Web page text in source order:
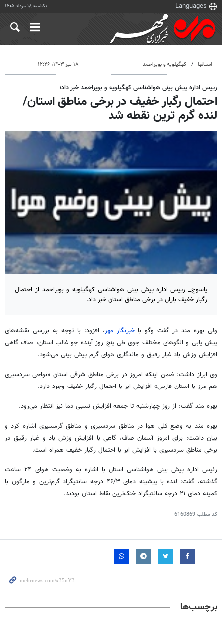
یکشنبه ۱۸ مرداد ۱۴۰۵
استانها کهگیلویه و بویراحمد ۱۸ تیر ۱۴۰۳، ۱۲:۲۶
رییس اداره پیش بینی هواشناسی کهگیلویه و بویراحمد خبر داد؛
احتمال رگبار خفیف در برخی مناطق استان/
لنده گرم ترین نقطه شد
یاسوج_ رییس اداره پیش بینی هواشناسی کهگیلویه و بویراحمد از احتمال
رگبار خفیف باران در برخی مناطق استان خبر داد.
ولی بهره مند در گفت وگوباخبرنگار مهر، افزود: با توجه به بررسی نقشه‌های
پیشیابی و الگوهای مختلف جوی طی پنج روز آینده جو غالب استان، صاف گاهی
افزایش وزش باد غبار رقیق و ماندگاری هوای گرم پیش بینی می‌شود.
وی ابراز داشت: ضمن اینکه امروز در برخی مناطق شرقی استان «نواحی سردسیری
هم مرز با استان فارس» افزایش ابر با احتمال رگبار خفیف وجود دارد.
بهره مند گفت: از روز چهارشنبه تا جمعه افزایش نسبی دما نیز انتظار می‌رود.
بهره مند به وضع کلی هوا در مناطق سردسیری و مناطق گرمسیری اشاره کرد و
بیان داشت: برای امروز آسمان صاف، گاهی با افزایش وزش باد و غبار رقیق در
برخی مناطق سردسیری با افزایش ابر با احتمال رگبار خفیف همراه است.
رئیس اداره پیش بینی هواشناسی استان با اشاره به وضعیت هوای ۲۴ ساعت
گذشته، گفت: لنده با پیشینه دمای ۴۶/۳ درجه سانتیگراد گرم‌ترین و مارگون با
کمینه دمای ۲۱ درجه سانتیگراد خنک‌ترین نقاط استان بودند.
کد مطلب6160869
برچسب‌ها